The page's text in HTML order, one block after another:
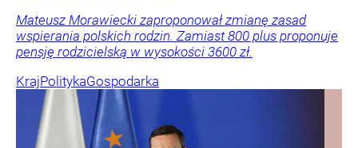
Mateusz Morawiecki zaproponował zmianę zasad
wspierania polskich rodzin. Zamiast 800 plus proponuje
pensję rodzicielską w wysokości 3600 zł.
KrajPolitykaGospodarka